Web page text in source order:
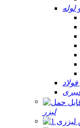
لیزر